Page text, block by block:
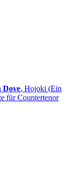
Dove, Hojoki (Ein
für Countertenor